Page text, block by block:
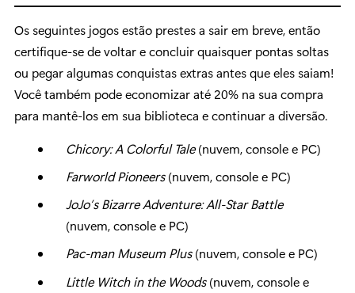
Os seguintes jogos estão prestes a sair em breve, então
certifique-se de voltar e concluir quaisquer pontas soltas
ou pegar algumas conquistas extras antes que eles saiam!
Você também pode economizar até 20% na sua compra
para mantê-los em sua biblioteca e continuar a diversão.
Chicory: A Colorful Tale(nuvem, console e PC)
Farworld Pioneers(nuvem, console e PC)
JoJo’s Bizarre Adventure: All-Star Battle
(nuvem, console e PC)
Pac-man Museum Plus(nuvem, console e PC)
Little Witch in the Woods(nuvem, console e